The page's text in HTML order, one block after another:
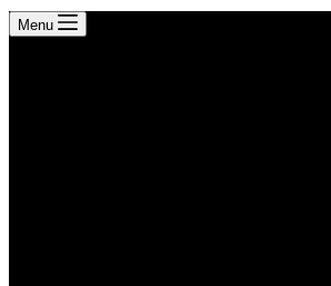
Menu